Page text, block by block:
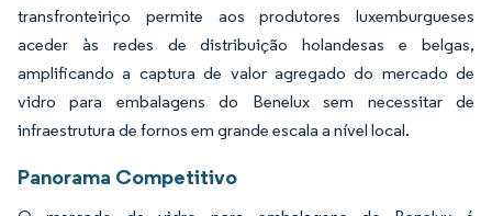
transfronteiriço permite aos produtores luxemburgueses
aceder às redes de distribuição holandesas e belgas,
amplificando a captura de valor agregado do mercado de
vidro para embalagens do Benelux sem necessitar de
infraestrutura de fornos em grande escala a nível local.
Panorama Competitivo